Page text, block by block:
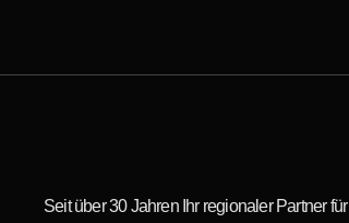
Seit über 30 Jahren Ihr regionaler Partner für